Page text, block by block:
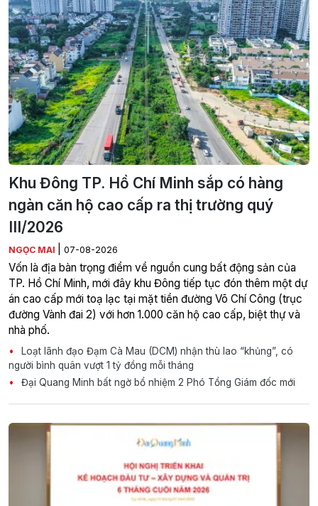
Khu Đông TP. Hồ Chí Minh sắp có hàng
ngàn căn hộ cao cấp ra thị trường quý
III/2026
NGỌC MAI 07-08-2026
Vốn là địa bàn trọng điểm về nguồn cung bất động sản của
TP. Hồ Chí Minh, mới đây khu Đông tiếp tục đón thêm một dự
án cao cấp mới toạ lạc tại mặt tiền đường Võ Chí Công (trục
đường Vành đai 2) với hơn 1.000 căn hộ cao cấp, biệt thự và
nhà phố.
Loạt lãnh đạo Đạm Cà Mau (DCM) nhận thù lao “khủng”, có
người bình quân vượt 1 tỷ đồng mỗi tháng
Đại Quang Minh bất ngờ bổ nhiệm 2 Phó Tổng Giám đốc mới